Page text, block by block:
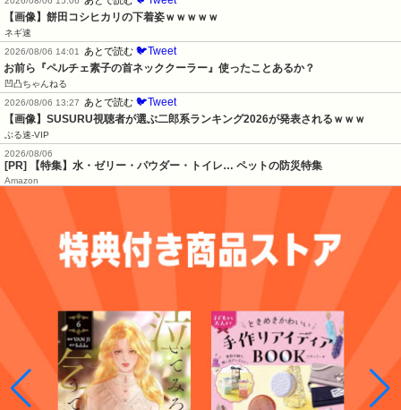
【画像】餅田コシヒカリの下着姿ｗｗｗｗｗ
ネギ速
2026/08/06 14:01 あとで読む 🐦Tweet
お前ら『ペルチェ素子の首ネッククーラー』使ったことあるか？
凹凸ちゃんねる
2026/08/06 13:27 あとで読む 🐦Tweet
【画像】SUSURU視聴者が選ぶ二郎系ランキング2026が発表されるｗｗｗ
ぶる速-VIP
2026/08/06
[PR] 【特集】水・ゼリー・パウダー・トイレ… ペットの防災特集
Amazon